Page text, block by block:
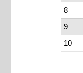
8
9
10